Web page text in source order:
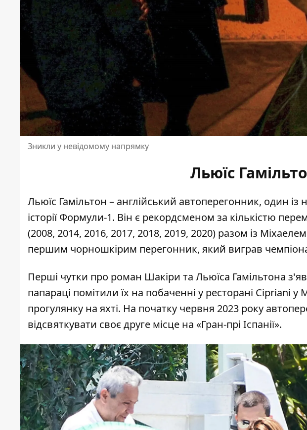
Зникли у невідомому напрямку
Льюїс
Льюїс Гамільтон – англійський автоперегонник, один із
історії Формули-1. Він є рекордсменом за кількістю
(2008, 2014, 2016, 2017, 2018, 2019, 2020) разом із
першим чорношкірим перегонник, який виграв
Перші чутки про роман Шакіри та Льюїса Гамільтона
папараці помітили їх на побаченні у ресторані Cipriani
прогулянку на яхті. На початку червня 2023 року
відсвяткувати своє друге місце на «Гран-прі Іспанії».